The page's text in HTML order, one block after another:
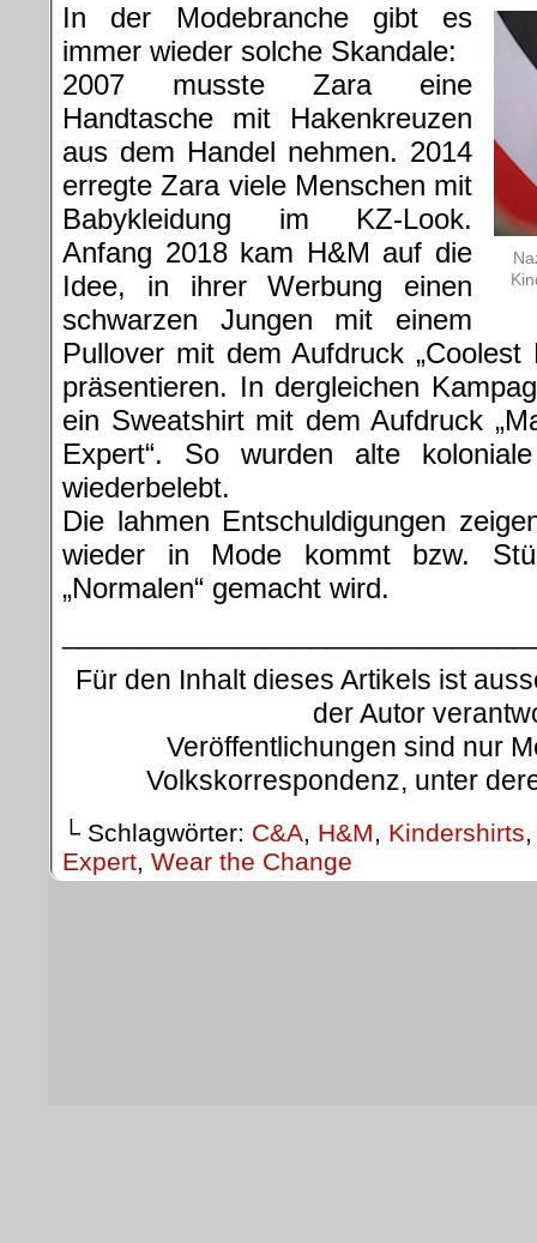
In der Modebranche gibt es
immer wieder solche Skandale:
2007 musste Zara eine
Handtasche mit Hakenkreuzen
aus dem Handel nehmen. 2014
erregte Zara viele Menschen mit
Babykleidung im KZ-Look.
Anfang 2018 kam H&M auf die
Idee, in ihrer Werbung einen
schwarzen Jungen mit einem
Pullover mit dem Aufdruck
präsentieren. In dergleichen
ein Sweatshirt mit dem Aufdruck
Expert“. So wurden alte
wiederbelebt.
Die lahmen Entschuldigungen
wieder in Mode kommt bzw.
„Normalen“ gemacht wird.
Für den Inhalt dieses Artikels ist
der Autor
Veröffentlichungen sind nur
Volkskorrespondenz, unter
└ Schlagwörter: C&A, H&M, Kindershirts
Expert, Wear the Change